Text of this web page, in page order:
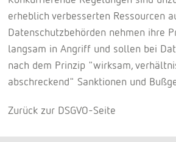
erheblich verbesserten Ressourcen
Datenschutzbehörden nehmen ihre
langsam in Angriff und sollen bei
nach dem Prinzip "wirksam,
abschreckend" Sanktionen und
Zurück zur DSGVO-Seite